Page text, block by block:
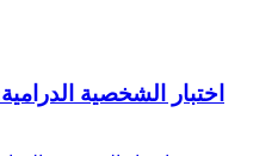
اختبار الشخصية